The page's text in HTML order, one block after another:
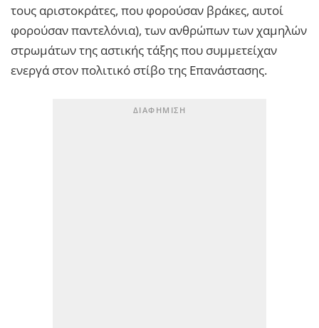
τους αριστοκράτες, που φορούσαν βράκες, αυτοί
φορούσαν παντελόνια), των ανθρώπων των χαμηλών
στρωμάτων της αστικής τάξης που συμμετείχαν
ενεργά στον πολιτικό στίβο της Επανάστασης.